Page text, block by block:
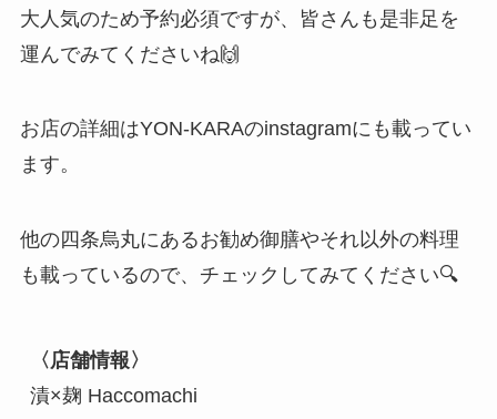
大人気のため予約必須ですが、皆さんも是非足を
運んでみてくださいね🙌
お店の詳細はYON-KARAのinstagramにも載ってい
ます。
他の四条烏丸にあるお勧め御膳やそれ以外の料理
も載っているので、チェックしてみてください🔍
〈店舗情報〉
漬×麹 Haccomachi